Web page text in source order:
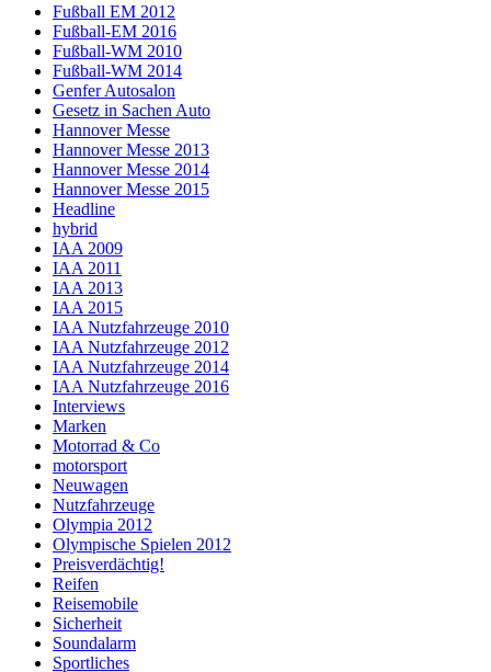
Fußball EM 2012
Fußball-EM 2016
Fußball-WM 2010
Fußball-WM 2014
Genfer Autosalon
Gesetz in Sachen Auto
Hannover Messe
Hannover Messe 2013
Hannover Messe 2014
Hannover Messe 2015
Headline
hybrid
IAA 2009
IAA 2011
IAA 2013
IAA 2015
IAA Nutzfahrzeuge 2010
IAA Nutzfahrzeuge 2012
IAA Nutzfahrzeuge 2014
IAA Nutzfahrzeuge 2016
Interviews
Marken
Motorrad & Co
motorsport
Neuwagen
Nutzfahrzeuge
Olympia 2012
Olympische Spielen 2012
Preisverdächtig!
Reifen
Reisemobile
Sicherheit
Soundalarm
Sportliches